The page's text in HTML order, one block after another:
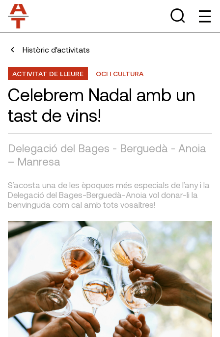
Històric d'activitats
ACTIVITAT DE LLEURE OCI I CULTURA
Celebrem Nadal amb un
tast de vins!
Delegació del Bages - Berguedà - Anoia
– Manresa
S’acosta una de les èpoques més especials de l’any i la
Delegació del Bages-Berguedà-Anoia vol donar-li la
benvinguda com cal amb tots vosaltres!